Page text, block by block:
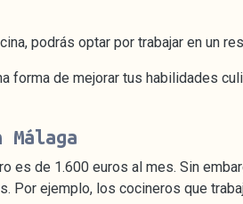
podrás optar por trabajar en un
forma de mejorar tus habilidades
es de 1.600 euros al mes. Sin
Por ejemplo, los cocineros que